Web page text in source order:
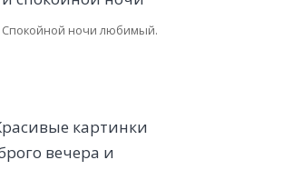
Спокойной ночи любимый.